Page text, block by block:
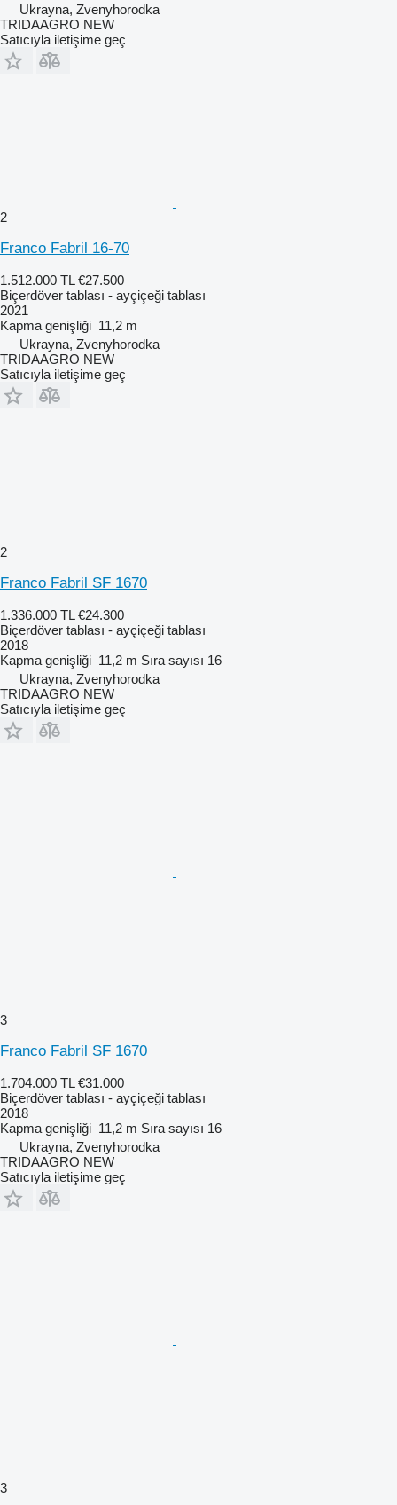
Ukrayna, Zvenyhorodka
TRIDAAGRO NEW
Satıcıyla iletişime geç
2
Franco Fabril 16-70
1.512.000 TL €27.500
Biçerdöver tablası - ayçiçeği tablası
2021
Kapma genişliği 11,2 m
Ukrayna, Zvenyhorodka
TRIDAAGRO NEW
Satıcıyla iletişime geç
2
Franco Fabril SF 1670
1.336.000 TL €24.300
Biçerdöver tablası - ayçiçeği tablası
2018
Kapma genişliği 11,2 m Sıra sayısı 16
Ukrayna, Zvenyhorodka
TRIDAAGRO NEW
Satıcıyla iletişime geç
3
Franco Fabril SF 1670
1.704.000 TL €31.000
Biçerdöver tablası - ayçiçeği tablası
2018
Kapma genişliği 11,2 m Sıra sayısı 16
Ukrayna, Zvenyhorodka
TRIDAAGRO NEW
Satıcıyla iletişime geç
3